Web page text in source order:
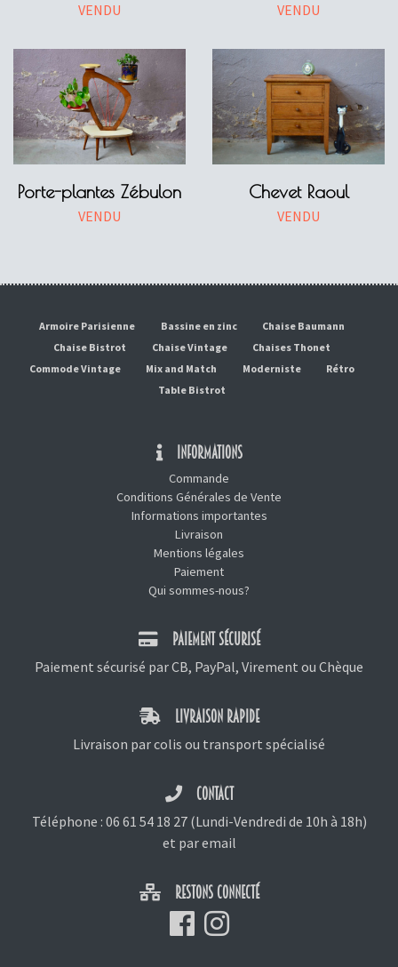
VENDU VENDU
Porte-plantes Zébulon
VENDU
Chevet Raoul
VENDU
Armoire Parisienne Bassine en zinc
Chaise Baumann
Chaise Bistrot
Chaise Vintage
Chaises Thonet
Commode Vintage
Mix and Match Moderniste
Rétro
Table Bistrot
INFORMATIONS
Commande
Conditions Générales de Vente
Informations importantes
Livraison
Mentions légales
Paiement
Qui sommes-nous?
PAIEMENT SÉCURISÉ
Paiement sécurisé par CB, PayPal, Virement ou Chèque
LIVRAISON RAPIDE
Livraison par colis ou transport spécialisé
CONTACT
Téléphone : 06 61 54 18 27(Lundi-Vendredi de 10h à 18h)
et par email
RESTONS CONNECTÉ